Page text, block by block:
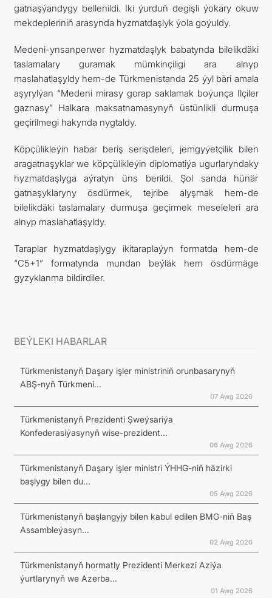
gatnaşýandygy bellenildi. Iki ýurduň degişli ýokary okuw
mekdepleriniň arasynda hyzmatdaşlyk ýola goýuldy.
Medeni-ynsanperwer hyzmatdaşlyk babatynda bilelikdäki
taslamalary guramak mümkinçiligi ara alnyp
maslahatlaşyldy hem-de Türkmenistanda 25 ýyl bäri amala
aşyrylýan “Medeni mirasy gorap saklamak boýunça Ilçiler
gaznasy” Halkara maksatnamasynyň üstünlikli durmuşa
geçirilmegi hakynda nygtaldy.
Köpçülikleýin habar beriş serişdeleri, jemgyýetçilik bilen
aragatnaşyklar we köpçülikleýin diplomatiýa ugurlaryndaky
hyzmatdaşlyga aýratyn üns berildi. Şol sanda hünär
gatnaşyklaryny ösdürmek, tejribe alyşmak hem-de
bilelikdäki taslamalary durmuşa geçirmek meseleleri ara
alnyp maslahatlaşyldy.
Taraplar hyzmatdaşlygy ikitaraplaýyn formatda hem-de
“C5+1” formatynda mundan beýläk hem ösdürmäge
gyzyklanma bildirdiler.
BEÝLEKI HABARLAR
Türkmenistanyň Daşary işler ministriniň orunbasarynyň
ABŞ-nyň Türkmeni...
07 Awg 2026
Türkmenistanyň Prezidenti Şweýsariýa
Konfederasiýasynyň wise-prezident...
06 Awg 2026
Türkmenistanyň Daşary işler ministri ÝHHG-niň häzirki
başlygy bilen du...
05 Awg 2026
Türkmenistanyň başlangyjy bilen kabul edilen BMG-niň Baş
Assambleýasyn...
02 Awg 2026
Türkmenistanyň hormatly Prezidenti Merkezi Aziýa
ýurtlarynyň we Azerba...
01 Awg 2026